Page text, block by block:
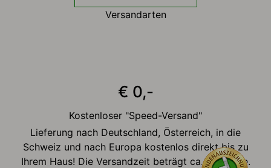
Versandarten
€ 0,-
Kostenloser "Speed-Versand"
Lieferung nach Deutschland, Österreich, in die
Schweiz und nach Europa kostenlos direkt bis zu
Ihrem Haus! Die Versandzeit beträgt ca. 2-3 Tage.